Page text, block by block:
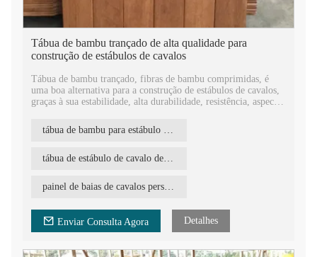
Tábua de bambu trançado de alta qualidade para
construção de estábulos de cavalos
Tábua de bambu trançado, fibras de bambu comprimidas, é
uma boa alternativa para a construção de estábulos de cavalos,
graças à sua estabilidade, alta durabilidade, resistência, aspecto
A tábua de bambu trançado é pesada (até 1150 kg/m3),
de cavalos. A tábua de bambu para estábulos de cavalos REBO
ventilação, quadrada etc. Outras dimensões também são bem-
vindas.
tábua de bambu para estábulo de cavalo
tábua de estábulo de cavalo de bambu carbonizado
painel de baias de cavalos personalizado
Enviar Consulta Agora Detalhes